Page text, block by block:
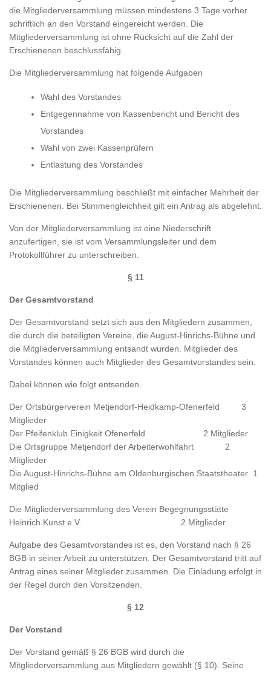
die Mitgliederversammlung müssen mindestens 3 Tage vorher
schriftlich an den Vorstand eingereicht werden. Die
Mitgliederversammlung ist ohne Rücksicht auf die Zahl der
Erschienenen beschlussfähig.
Die Mitgliederversammlung hat folgende Aufgaben
Wahl des Vorstandes
Entgegennahme von Kassenbericht und Bericht des
Vorstandes
Wahl von zwei Kassenprüfern
Entlastung des Vorstandes
Die Mitgliederversammlung beschließt mit einfacher Mehrheit der
Erschienenen. Bei Stimmengleichheit gilt ein Antrag als abgelehnt.
Von der Mitgliederversammlung ist eine Niederschrift
anzufertigen, sie ist vom Versammlungsleiter und dem
Protokollführer zu unterschreiben.
§ 11
Der Gesamtvorstand
Der Gesamtvorstand setzt sich aus den Mitgliedern zusammen,
die durch die beteiligten Vereine, die August-Hinrichs-Bühne und
die Mitgliederversammlung entsandt wurden. Mitglieder des
Vorstandes können auch Mitglieder des Gesamtvorstandes sein.
Dabei können wie folgt entsenden.
Der Ortsbürgerverein Metjendorf-Heidkamp-Ofenerfeld 3
Mitglieder
Der Pfeifenklub Einigkeit Ofenerfeld 2 Mitglieder
Die Ortsgruppe Metjendorf der Arbeiterwohlfahrt 2
Mitglieder
Die August-Hinrichs-Bühne am Oldenburgischen Staatstheater 1
Mitglied
Die Mitgliederversammlung des Verein Begegnungsstätte
Heinrich Kunst e.V. 2 Mitglieder
Aufgabe des Gesamtvorstandes ist es, den Vorstand nach § 26
BGB in seiner Arbeit zu unterstützen. Der Gesamtvorstand tritt auf
Antrag eines seiner Mitglieder zusammen. Die Einladung erfolgt in
der Regel durch den Vorsitzenden.
§ 12
Der Vorstand
Der Vorstand gemäß § 26 BGB wird durch die
Mitgliederversammlung aus Mitgliedern gewählt (§ 10). Seine